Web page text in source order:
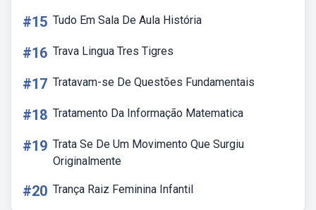
#15 Tudo Em Sala De Aula História
#16 Trava Lingua Tres Tigres
#17 Tratavam-se De Questões Fundamentais
#18 Tratamento Da Informação Matematica
#19 Trata Se De Um Movimento Que Surgiu
Originalmente
#20 Trança Raiz Feminina Infantil